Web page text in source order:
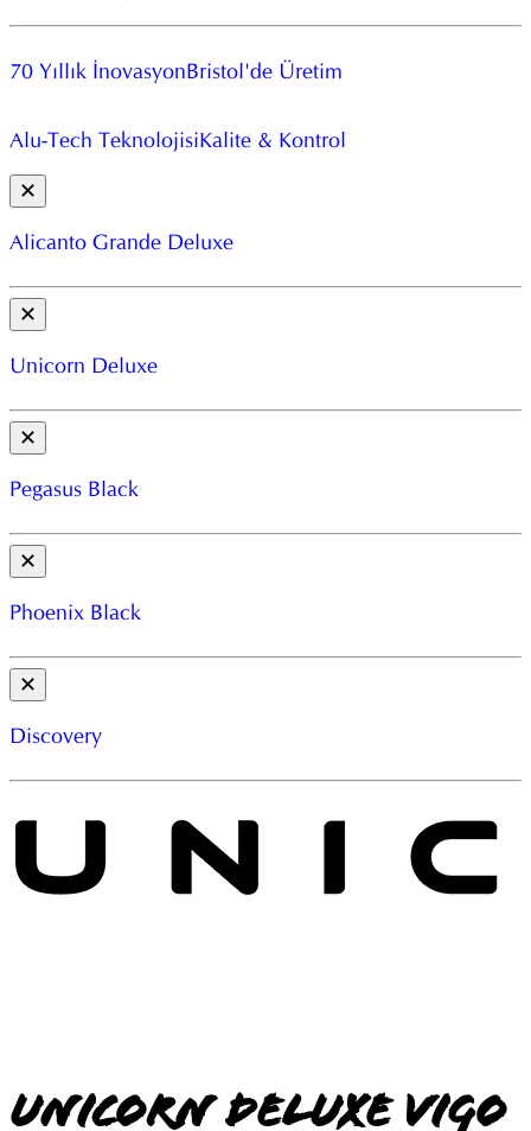
70 Yıllık İnovasyonBristol'de Üretim
Alu-Tech TeknolojisiKalite & Kontrol
✕
Alicanto Grande Deluxe
✕
Unicorn Deluxe
✕
Pegasus Black
✕
Phoenix Black
✕
Discovery
Unicorn Deluxe Vigo